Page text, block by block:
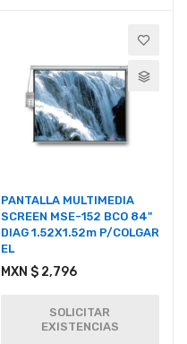
PANTALLA MULTIMEDIA
SCREEN MSE-152 BCO 84"
DIAG 1.52X1.52m P/COLGAR
EL
MXN $ 2,796
SOLICITAR
EXISTENCIAS